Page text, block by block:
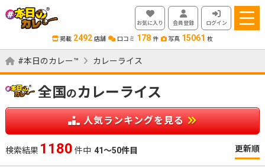
お気に入り 会員登録 ログイン
掲載 2492 店舗 口コミ 178 件 写真 15061 枚
#本日のカレー™ カレーライス
全国 のカレーライス
人気ランキングを見る
検索結果 1180 件中 41～50件目 更新順